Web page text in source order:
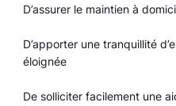
D’assurer le maintien à
D’apporter une tranquillité
éloignée
De solliciter facilement une